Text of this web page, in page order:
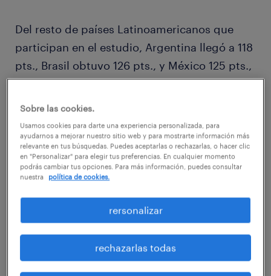
Del resto de países Latinoamericanos que
participan en el estudio, Argentina llegó a 118
pts., Brasil obtuvo 126 pts., y México 125 pts.,
situándose todas las naciones de la Región
por sobre el promedio mundial (110 pts.). A
nivel global, India lidera la confianza, con 148
pts.; seguido por Malasia, con 138 pts.; y
luego por Hong Kong, con 128 pts.; mientras
que el índice más bajo se encuentra en
pts.) y Luxemburgo (83 pts.).
Sobre las cookies.
Usamos cookies para darte una experiencia personalizada, para
ayudarnos a mejorar nuestro sitio web y para mostrarte información más
relevante en tus búsquedas. Puedes aceptarlas o rechazarlas, o hacer clic
en "Personalizar" para elegir tus preferencias. En cualquier momento
podrás cambiar tus opciones. Para más información, puedes consultar
nuestra
política de cookies.
rersonalizar
rechazarlas todas